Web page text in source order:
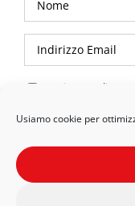
Usiamo cookie per
Privacy Policy